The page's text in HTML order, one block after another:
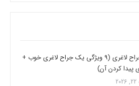
بهترین جراح لاغری (9 ویژگی یک جراح لاغری خوب +
کردن آن)